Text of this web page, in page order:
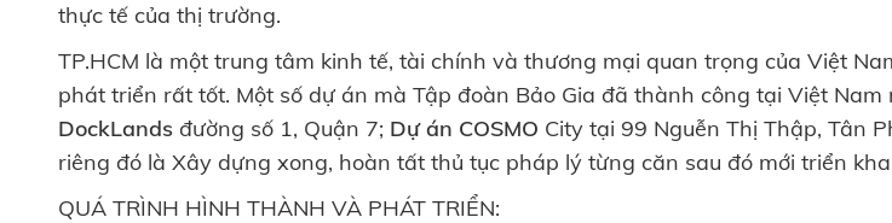
thực tế của thị trường.
TP.HCM là một trung tâm kinh tế, tài chính và thương mại quan trọng của Việt
phát triển rất tốt. Một số dự án mà Tập đoàn Bảo Gia đã thành công tại Việt Nam
DockLands đường số 1, Quận 7; Dự án COSMO City tại 99 Nguễn Thị Thập, Tân
riêng đó là Xây dựng xong, hoàn tất thủ tục pháp lý từng căn sau đó mới triển
QUÁ TRÌNH HÌNH THÀNH VÀ PHÁT TRIỂN: